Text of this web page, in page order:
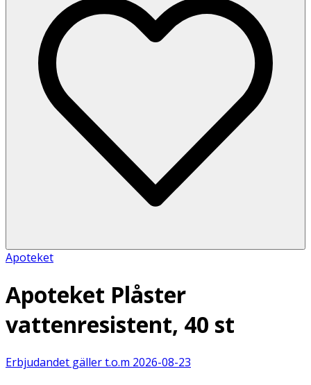
Apoteket
Apoteket Plåster
vattenresistent, 40 st
Erbjudandet gäller t.o.m 2026-08-23